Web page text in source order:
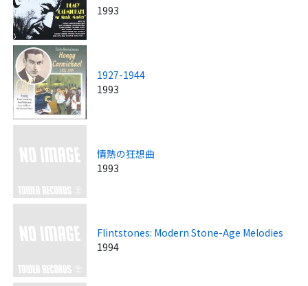
1993
1927-1944
1993
情熱の狂想曲
1993
Flintstones: Modern Stone-Age Melodies
1994